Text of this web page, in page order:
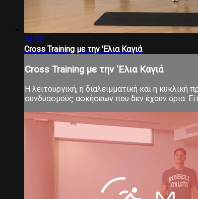
24:16
Cross Training με την 'Eλια Καγιά
Cross Training με την 'Eλια Καγιά
Η λειτουργική, η διαλειμματική και η
συνδυασμούς ασκήσεων που δεν έχουν όρια.